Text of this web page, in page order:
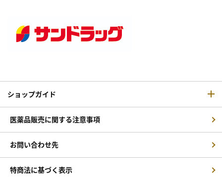
ショップガイド
医薬品販売に関する注意事項
お問い合わせ先
特商法に基づく表示